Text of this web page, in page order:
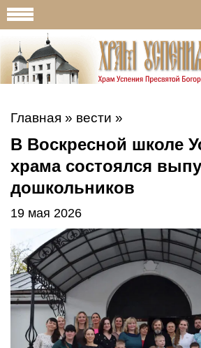
Главная » вести »
В Воскресной школе
храма состоялся
дошкольников
19 мая 2026